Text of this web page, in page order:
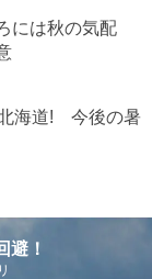
には秋の気配
海道! 今後の暑
避！